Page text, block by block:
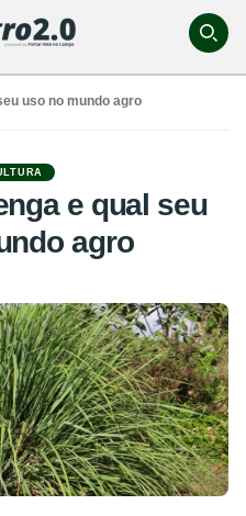
uso no mundo agro
e qual seu
agro